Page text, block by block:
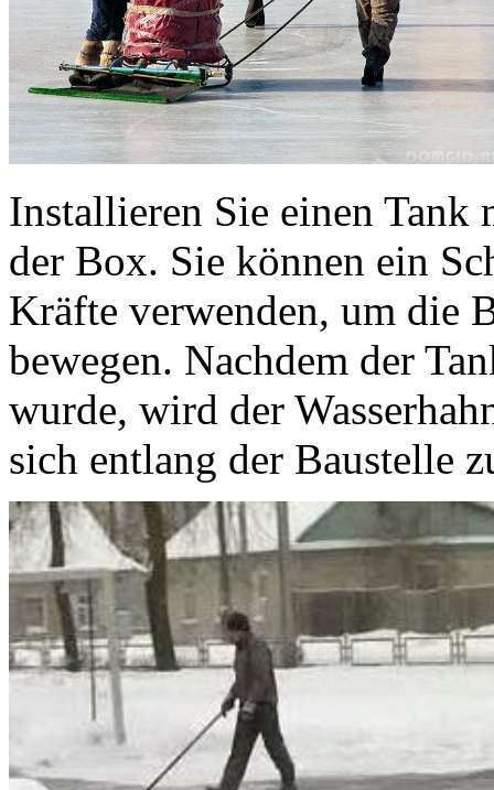
Installieren Sie einen Tank
der Box. Sie können ein
Kräfte verwenden, um die
bewegen. Nachdem der
wurde, wird der
sich entlang der Baustelle